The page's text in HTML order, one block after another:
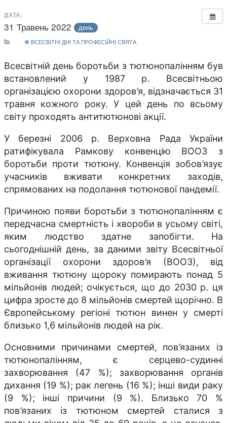
ДАТА:
31 Травень 2022 день
ВСЕСВІТНІ ДНІ ТА ПРОФЕСІЙНІ СВЯТА
Всесвітній день боротьби з тютюнопалінням був
встановлений у 1987 р. Всесвітньою
організацією охорони здоров’я, відзначається 31
травня кожного року. У цей день по всьому
світу проходять антитютюнові акції.
У березні 2006 р. Верховна Рада України
ратифікувала Рамкову конвенцію ВООЗ з
боротьби проти тютюну. Конвенція зобов’язує
учасників вживати конкретних заходів,
спрямованих на подолання тютюнової пандемії.
Причиною появи боротьби з тютюнопалінням є
передчасна смертність і хвороби в усьому світі,
яким людство здатне запобігти. На
сьогоднішній день, за даними звіту Всесвітньої
організації охорони здоров’я (ВООЗ), від
вживання тютюну щороку помирають понад 5
мільйонів людей; очікується, що до 2030 р. ця
цифра зросте до 8 мільйонів смертей щорічно. В
Європейському регіоні тютюн винен у смерті
близько 1,6 мільйонів людей на рік.
Основними причинами смертей, пов’язаних із
тютюнопалінням, є серцево-судинні
захворювання (47 %); захворювання органів
дихання (19 %); рак легень (16 %); інші види раку
(9 %); інші причини (9 %). Близько 70 %
пов’язаних із тютюном смертей сталися з